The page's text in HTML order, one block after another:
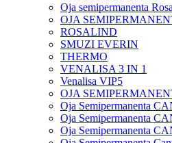
Oja semipermanenta
OJA
ROSALIND
SMUZI EVERIN
THERMO
VENALISA 3 IN 1
Venalisa VIP5
OJA
Oja Semipermanenta
Oja Semipermanenta
Oja Semipermanenta